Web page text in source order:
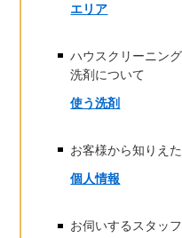
エリア
ハウスクリーニン
洗剤について
使う洗剤
お客様から知りえ
個人情報
お伺いするスタッ